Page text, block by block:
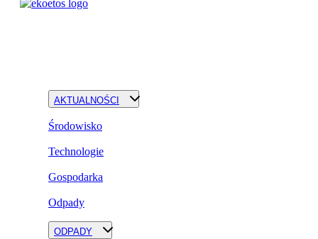
AKTUALNOŚCI
Środowisko
Technologie
Gospodarka
Odpady
ODPADY